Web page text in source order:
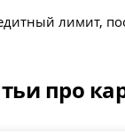
лимит,
про